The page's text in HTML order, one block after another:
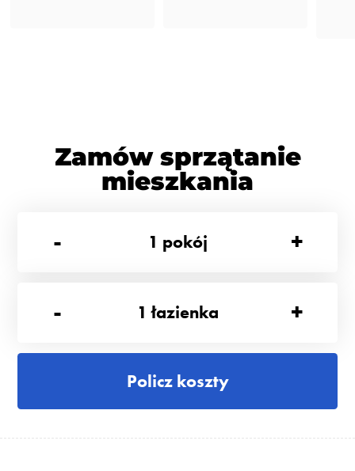
Zamów sprzątanie
mieszkania
-
1 pokój +
- 1 łazienka +
Policz koszty